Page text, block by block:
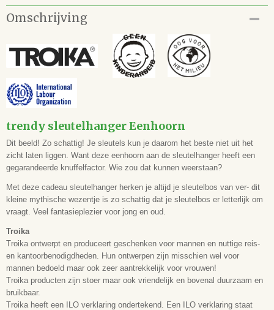
Productcode
68.112.KR17-08/MA
4024023119583
Omschrijving
trendy sleutelhanger Eenhoorn
Dit beeld! Zo schattig! Je sleutels kun je daarom het beste niet uit het
zicht laten liggen. Want deze eenhoorn aan de sleutelhanger heeft een
gegarandeerde knuffelfactor. Wie zou dat kunnen weerstaan?
Met deze cadeau sleutelhanger herken je altijd je sleutelbos van ver- dit
kleine mythische wezentje is zo schattig dat je sleutelbos er letterlijk om
vraagt. Veel fantasieplezier voor jong en oud.
Troika
Troika ontwerpt en produceert geschenken voor mannen en nuttige reis-
en kantoorbenodigdheden. Hun ontwerpen zijn misschien wel voor
mannen bedoeld maar ook zeer aantrekkelijk voor vrouwen!
Troika producten zijn stoer maar ook vriendelijk en bovenal duurzaam en
bruikbaar.
Troika heeft een ILO verklaring ondertekend. Een ILO verklaring staat